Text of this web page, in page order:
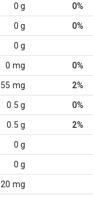
0 g 0%
0 g 0%
0 g
0 mg 0%
55 mg 2%
0.5 g 0%
0.5 g 2%
0 g
0 g
20 mg